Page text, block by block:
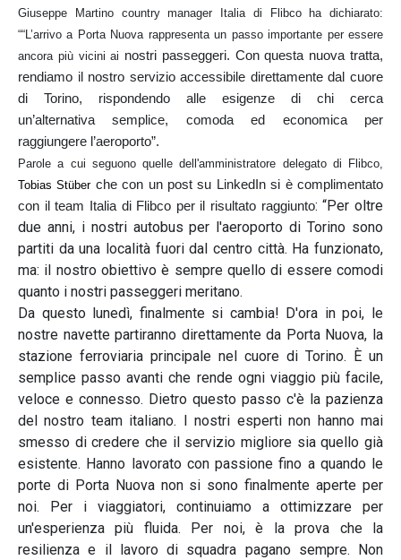
Giuseppe Martino country manager Italia di Flibco ha dichiarato:
““L’arrivo a Porta Nuova rappresenta un passo importante per essere
ancora più vicini ai nostri passeggeri. Con questa nuova tratta,
rendiamo il nostro servizio accessibile direttamente dal cuore
di Torino, rispondendo alle esigenze di chi cerca
un’alternativasemplice, comoda ed economica per
raggiungere l’aeroporto”.
Parole a cui seguono quelle dell'amministratore delegato di Flibco,
Tobias Stüber che con un post su LinkedIn si è complimentato
con il team Italia di Flibco per il risultato raggiunto: “Per oltre
due anni, i nostri autobus per l'aeroporto di Torino sono
partiti da una località fuori dal centro città. Ha funzionato,
ma: il nostro obiettivo è sempre quello di essere comodi
quanto i nostri passeggeri meritano.
Da questo lunedì, finalmente si cambia! D'ora in poi, le
nostre navette partiranno direttamente da Porta Nuova, la
stazione ferroviaria principale nel cuore di Torino. È un
semplice passo avanti che rende ogni viaggio più facile,
veloce e connesso. Dietro questo passo c'è la pazienza
del nostro team italiano. I nostri esperti non hanno mai
smesso di credere che il servizio migliore sia quello già
esistente. Hanno lavorato con passione fino a quando le
porte di Porta Nuova non si sono finalmente aperte per
noi. Per i viaggiatori, continuiamo a ottimizzare per
un'esperienza più fluida. Per noi, è la prova che la
resilienza e il lavoro di squadra pagano sempre. Non